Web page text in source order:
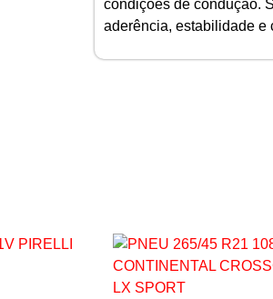
condições de condução.
aderência, estabilidade e